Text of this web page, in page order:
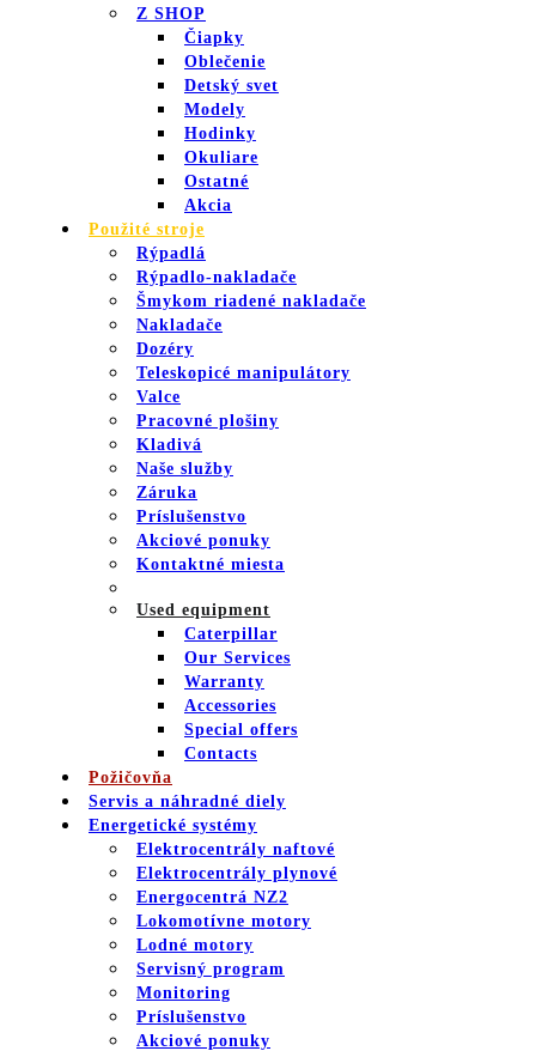
Z SHOP
Čiapky
Oblečenie
Detský svet
Modely
Hodinky
Okuliare
Ostatné
Akcia
Použité stroje
Rýpadlá
Rýpadlo-nakladače
Šmykom riadené nakladače
Nakladače
Dozéry
Teleskopicé manipulátory
Valce
Pracovné plošiny
Kladivá
Naše služby
Záruka
Príslušenstvo
Akciové ponuky
Kontaktné miesta
Used equipment
Caterpillar
Our Services
Warranty
Accessories
Special offers
Contacts
Požičovňa
Servis a náhradné diely
Energetické systémy
Elektrocentrály naftové
Elektrocentrály plynové
Energocentrá NZ2
Lokomotívne motory
Lodné motory
Servisný program
Monitoring
Príslušenstvo
Akciové ponuky